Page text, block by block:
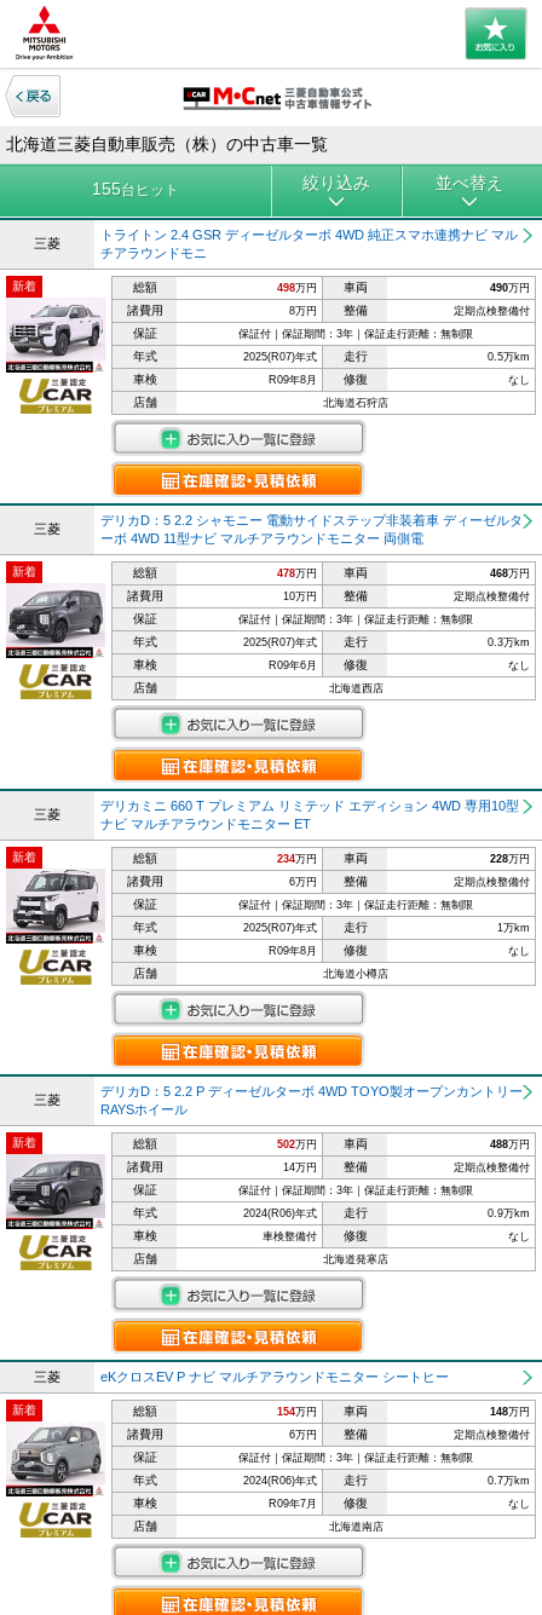
北海道三菱自動車販売（株）の中古車一覧
155台ヒット 絞り込み 並べ替え
三菱
トライトン 2.4 GSR ディーゼルターボ 4WD 純正スマホ連携ナビ マル
チアラウンドモニ
新着 総額 498万円 車両 490万円
諸費用 8万円 整備 定期点検整備付
保証 保証付｜保証期間：3年｜保証走行距離：無制限
年式 2025(R07)年式 走行 0.5万km
車検 R09年8月 修復 なし
店舗 北海道石狩店
三菱
デリカD：5 2.2 シャモニー 電動サイドステップ非装着車 ディーゼルタ
ーボ 4WD 11型ナビ マルチアラウンドモニター 両側電
新着 総額 478万円 車両 468万円
諸費用 10万円 整備 定期点検整備付
保証 保証付｜保証期間：3年｜保証走行距離：無制限
年式 2025(R07)年式 走行 0.3万km
車検 R09年6月 修復 なし
店舗 北海道西店
三菱
デリカミニ 660 T プレミアム リミテッド エディション 4WD 専用10型
ナビ マルチアラウンドモニター ET
新着 総額 234万円 車両 228万円
諸費用 6万円 整備 定期点検整備付
保証 保証付｜保証期間：3年｜保証走行距離：無制限
年式 2025(R07)年式 走行 1万km
車検 R09年8月 修復 なし
店舗 北海道小樽店
三菱
デリカD：5 2.2 P ディーゼルターボ 4WD TOYO製オープンカントリー
RAYSホイール
新着 総額 502万円 車両 488万円
諸費用 14万円 整備 定期点検整備付
保証 保証付｜保証期間：3年｜保証走行距離：無制限
年式 2024(R06)年式 走行 0.9万km
車検 車検整備付 修復 なし
店舗 北海道発寒店
三菱 eKクロスEV P ナビ マルチアラウンドモニター シートヒー
新着 総額 154万円 車両 148万円
諸費用 6万円 整備 定期点検整備付
保証 保証付｜保証期間：3年｜保証走行距離：無制限
年式 2024(R06)年式 走行 0.7万km
車検 R09年7月 修復 なし
店舗 北海道南店